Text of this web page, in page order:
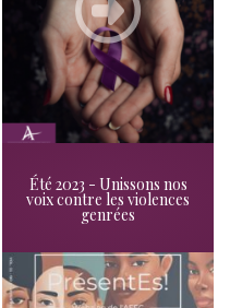
Été 2023 - Unissons nos
voix contre les violences
genrées